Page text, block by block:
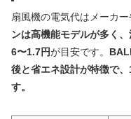
扇風機の電気代はメーカ
ンは高機能モデルが多く
6〜1.7円が目安です。
後と省エネ設計が特徴で
す。